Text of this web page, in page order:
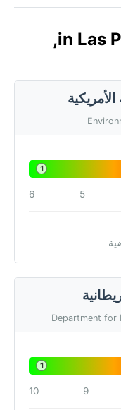
مؤشر جودة الهواء in Las Piedras,
1
5
6
Department for
1
9
10